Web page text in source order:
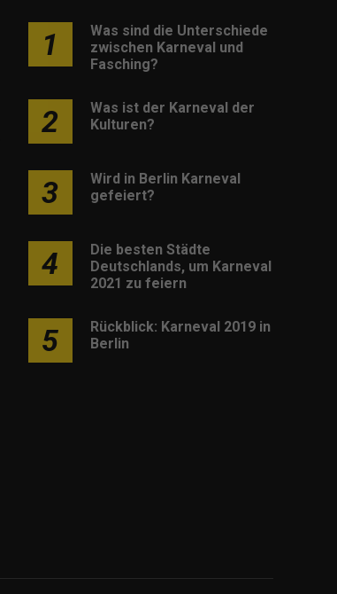
1
Was sind die Unterschiede
zwischen Karneval und
Fasching?
2
Was ist der Karneval der
Kulturen?
3
Wird in Berlin Karneval
gefeiert?
4
Die besten Städte
Deutschlands, um Karneval
2021 zu feiern
5
Rückblick: Karneval 2019 in
Berlin